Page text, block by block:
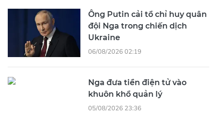
Ông Putin cải tổ chỉ huy quân
đội Nga trong chiến dịch
Ukraine
06/08/2026 02:19
Nga đưa tiền điện tử vào
khuôn khổ quản lý
05/08/2026 23:36